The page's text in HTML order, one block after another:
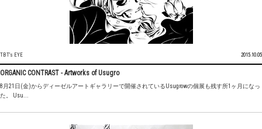
TBT's EYE 2015.10.05
ORGANIC CONTRAST - Artworks of Usugro
8月21日(金)からディーゼルアートギャラリーで開催されているUsugrowの個展も残す所1ヶ月になっ
た。 Usu...